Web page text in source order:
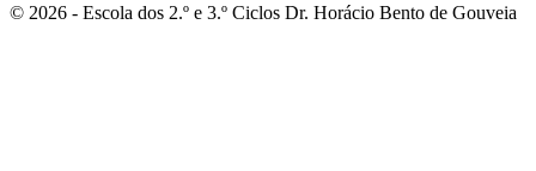
© 2026 - Escola dos 2.º e 3.º Ciclos Dr. Horácio Bento de Gouveia